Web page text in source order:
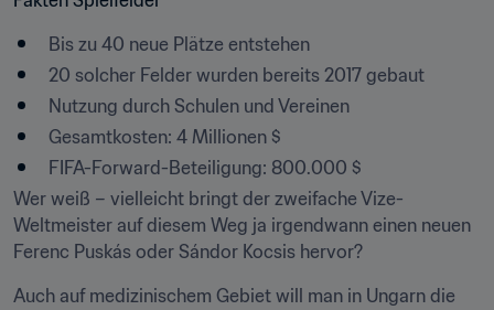
Bis zu 40 neue Plätze entstehen
20 solcher Felder wurden bereits 2017 gebaut
Nutzung durch Schulen und Vereinen
Gesamtkosten: 4 Millionen $
FIFA-Forward-Beteiligung: 800.000 $
Wer weiß – vielleicht bringt der zweifache Vize-
Weltmeister auf diesem Weg ja irgendwann einen neuen
Ferenc Puskás oder Sándor Kocsis hervor?
Auch auf medizinischem Gebiet will man in Ungarn die